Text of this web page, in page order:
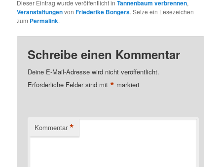
Dieser Eintrag wurde veröffentlicht inTannenbaum verbrennen,
VeranstaltungenvonFriederike Bongers. Setze ein Lesezeichen
zum Permalink.
Schreibe einen Kommentar
Deine E-Mail-Adresse wird nicht veröffentlicht.
Erforderliche Felder sind mit* markiert
Kommentar *